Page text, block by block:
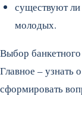
существуют
молодых.
Выбор
Главное – узнать
сформировать